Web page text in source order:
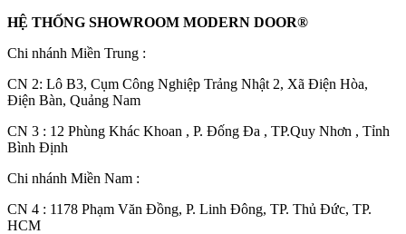
Đối Tác
HỆ THỐNG SHOWROOM MODERN DOOR®
Chi nhánh Miền Trung :
CN 2: Lô B3, Cụm Công Nghiệp Trảng Nhật 2, Xã Điện Hòa,
Điện Bàn, Quảng Nam
CN 3 : 12 Phùng Khác Khoan , P. Đống Đa , TP.Quy Nhơn , Tỉnh
Bình Định
Chi nhánh Miền Nam :
CN 4 : 1178 Phạm Văn Đồng, P. Linh Đông, TP. Thủ Đức, TP.
HCM